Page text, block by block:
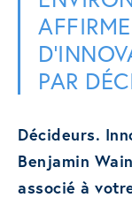
PAR
Décideurs.
Benjamin
associé à